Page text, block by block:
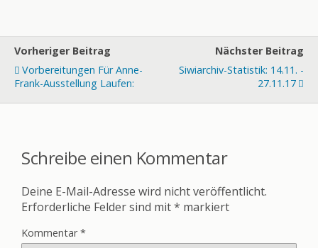
Vorheriger Beitrag
Vorbereitungen Für Anne-
Frank-Ausstellung Laufen:
Nächster Beitrag
Siwiarchiv-Statistik: 14.11. -
27.11.17
Schreibe einen Kommentar
Deine E-Mail-Adresse wird nicht veröffentlicht.
Erforderliche Felder sind mit* markiert
Kommentar*